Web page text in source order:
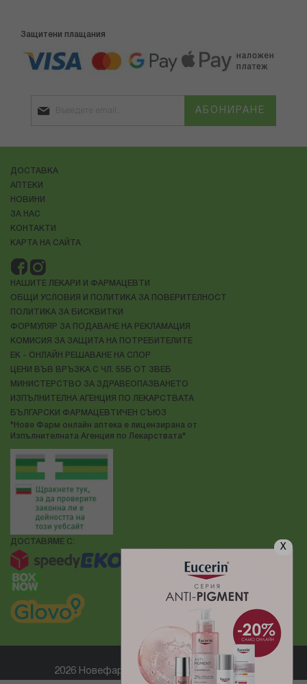
X
Защитени плащания
АБОНИРАНЕ
ДОСТАВКА
АПТЕКИ
НОВИНИ
ЗА НАС
КОНТАКТИ
КАРТА НА САЙТА
НАШИТЕ ЛЕКАРИ И ФАРМАЦЕВТИ
ОБЩИ УСЛОВИЯ И ПОЛИТИКА ЗА ПОВЕРИТЕЛНОСТ
ПОЛИТИКА ЗА БИСКВИТКИ
ФОРМУЛЯР ЗА ПОДАВАНЕ НА РЕКЛАМАЦИЯ
КОМИСИЯ ЗА ЗАЩИТА НА ПОТРЕБИТЕЛИТЕ
ЕК - ОНЛАЙН РЕШАВАНЕ НА СПОР
ЦЕНИ ВЪВ ВРЪЗКА С ЧЛ. 55Б ОТ ЗВЕБ
МИНИСТЕРСТВО ЗА ЗДРАВЕОПАЗВАНЕТО
ИЗПЪЛНИТЕЛНА АГЕНЦИЯ ПО ЛЕКАРСТВАТА
БЪЛГАРСКИ ФАРМАЦЕВТИЧЕН СЪЮЗ
"Нове Фарм онлайн аптека е лицензирана от
Изпълнителната Агенция по Лекарствата"
ДОСТАВЯМЕ С:
2026 Новефарм ® Всички права запазени